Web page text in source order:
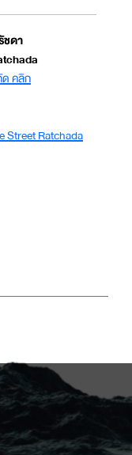
ชดา
คลิก
Street Ratchada